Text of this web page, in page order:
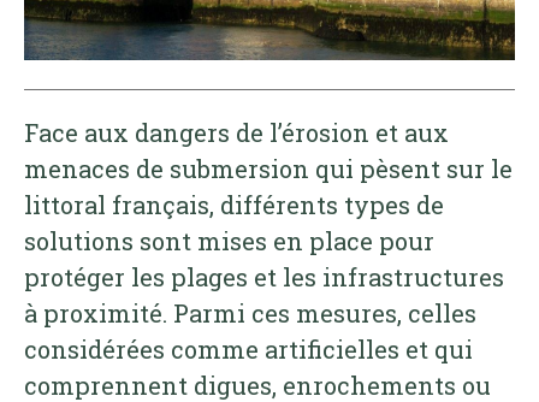
Face aux dangers de l’érosion et aux
menaces de submersion qui pèsent sur le
littoral français, différents types de
solutions sont mises en place pour
protéger les plages et les infrastructures
à proximité. Parmi ces mesures, celles
considérées comme artificielles et qui
comprennent digues, enrochements ou